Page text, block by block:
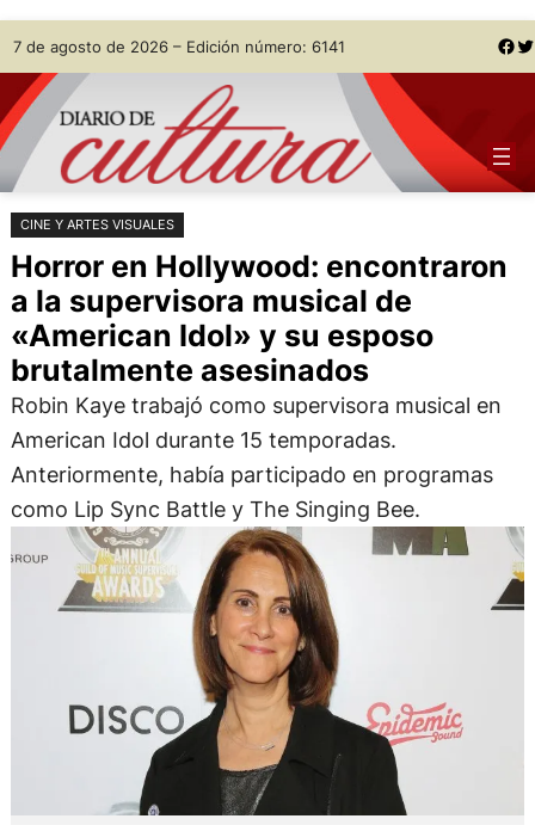
Saltar
al
contenido
Skip
to
content
7 de agosto de 2026 – Edición número: 6141 Facebook Twitter
CINE Y ARTES VISUALES
Horror en Hollywood: encontraron
a la supervisora musical de
«American Idol» y su esposo
brutalmente asesinados
Robin Kaye trabajó como supervisora musical en
American Idol durante 15 temporadas.
Anteriormente, había participado en programas
como Lip Sync Battle y The Singing Bee.